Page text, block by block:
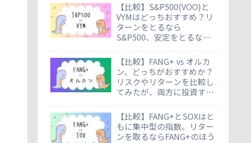
【比較】S&P500(VOO)と
VYMはどっちおすすめ？リ
ターンをとるなら
S&P500、安定をとるなら
【比較】FANG+ vs オルカ
ン、どっちがおすすめか？
リスクやリターンを比較し
てみたが、両方に投資する
【比較】FANG+とSOXはと
もに集中型の指数。リター
ンを取るならFANG+のほう